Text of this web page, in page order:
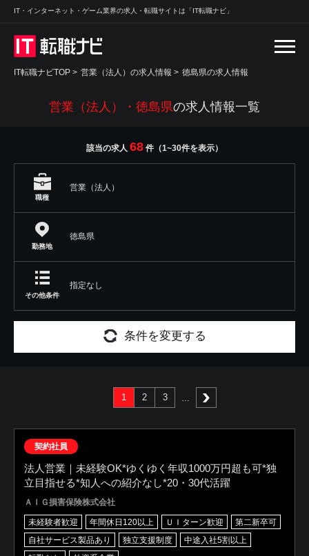
IT・インターネット・ゲーム業界の求人・転職サイトは「IT転職ナビ」
IT転職ナビTOP > 営業（法人）の求人情報 > 徳島県の求人情報
営業（法人）・徳島県の求人情報一覧
該当の求人 68 件（1~30件を表示）
職種
営業（法人）
勤務地
徳島県
その他条件
指定なし
条件を変更する
1 2 3
契約社員
法人営業｜未経験OK*ゆくゆく年収1000万円超も可*独
立目指せる*知人への紹介なし*20・30代活躍
ＡＩＧ損害保険株式会社
未経験者歓迎 年間休日120以上 ＵＩターン歓迎
第二新卒可
自社サービス製品あり
独立支援制度
中途入社5割以上